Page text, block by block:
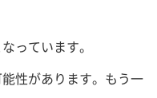
っています。
性があります。もう一